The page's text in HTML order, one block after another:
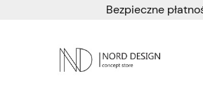
Bezpieczne